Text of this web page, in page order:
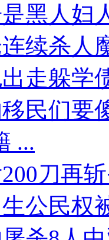
黑人妇
续杀人
走躲学
民们要
...
刀再
公民权